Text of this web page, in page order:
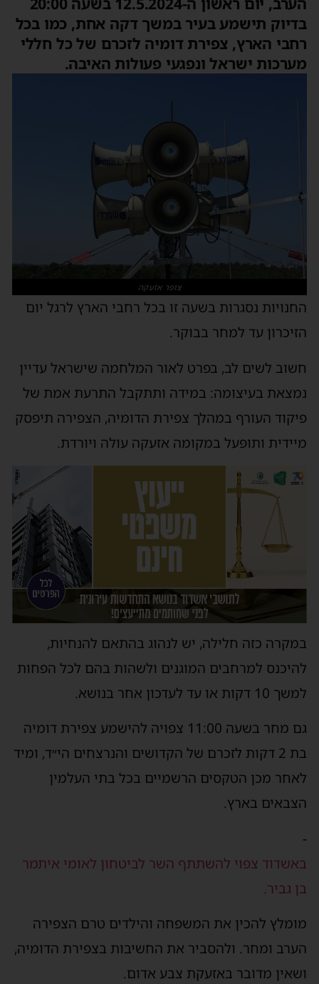
בדיוק תישמע בעיר במשך דקה אחת, כמו בכל
רחבי הארץ, צפירת דומיה לזכרם של כל חללי
מערכות ישראל ונפגעי פעולות האיבה.
צופר אזעקה
החנויות נסגרות בשעה זו בכל רחבי הארץ לרגל יום
הזיכרון עד למחר בבוקר.
חשוב לשים לב, בפרט לאור המלחמה שישראל עדיין
נמצאת בעיצומה: במידה ותתקבל התרעת אמת של
פיקוד העורף במהלך צפירת הדומיה, הצפירה תיפסק
מיידית ותופעל במקומה אזעקה עולה ויורדת.
במקרה כזה חלילה, יש לנהוג בהתאם להנחיות,
להיכנס למרחבים המוגנים ולשהות בהם לכל הפחות
למשך 10 דקות או עד לעדכון אחר בנושא.
גם מחר בשעה 11:00 צפויה להישמע צפירת דומיה
בת 2 דקות לזכרם של הקדושים והנרצחים הי״ד, ומיד
לאחר מכן הטקסים הרשמיים בכל בתי העלמין
הצבאים בארץ.
-
באשדוד צפוי להשתתף השר לביטחון לאומי איתמר
בן גביר.
מומלץ להכין את המשפחה והילדים טרם הצפירה
הערב ומחר. ולהסביר את החשיבות בצפירת הדומיה,
ושאין מדובר באזעקת צבע אדום.